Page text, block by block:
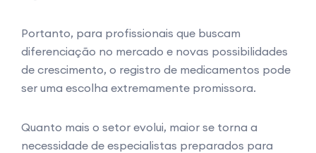
Portanto, para profissionais que buscam
diferenciação no mercado e novas possibilidades
de crescimento, o registro de medicamentos pode
ser uma escolha extremamente promissora.
Quanto mais o setor evolui, maior se torna a
necessidade de especialistas preparados para